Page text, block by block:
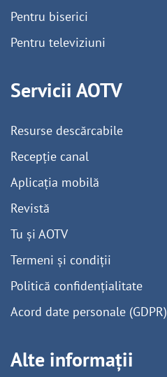
Pentru biserici
Pentru televiziuni
Servicii AOTV
Resurse descărcabile
Recepție canal
Aplicația mobilă
Revistă
Tu și AOTV
Termeni și condiții
Politică confidențialitate
Acord date personale (GDPR)
Alte informații